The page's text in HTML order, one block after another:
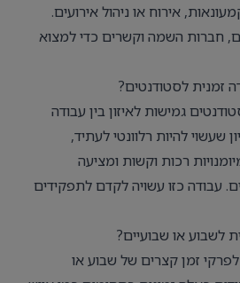
אירוח או ניהול אירועים.
חברות השמה וקשרים כדי למצוא
זמנית לסטודנטים?
גמישות לאיזון בין עבודה
שעשוי להיות רלוונטי לעתיד,
רכות וקשות ומציעה
עבודה כזו עשויה לקדם לתפקידים
לשבוע או שבועיים?
לפרקי זמן קצרים של שבוע או